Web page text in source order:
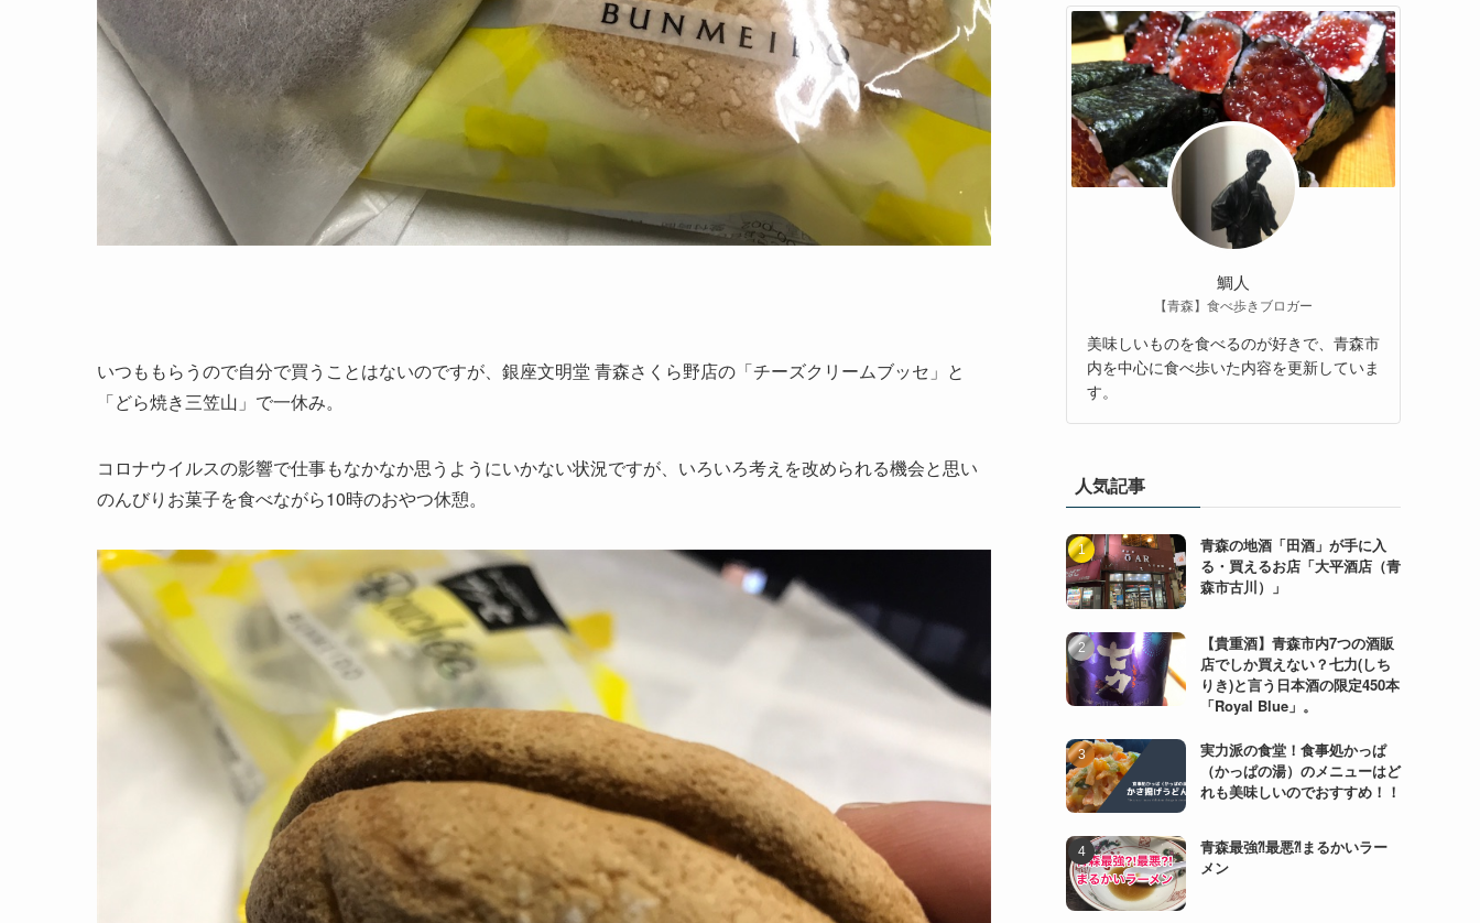
いつももらうので自分で買うことはないのですが、銀座文明堂 青森さくら野店の「チーズクリームブッセ」と
「どら焼き三笠山」で一休み。
コロナウイルスの影響で仕事もなかなか思うようにいかない状況ですが、いろいろ考えを改められる機会と思い
のんびりお菓子を食べながら10時のおやつ休憩。
鯛人
【青森】食べ歩きブロガー
美味しいものを食べるのが好きで、青森市
内を中心に食べ歩いた内容を更新していま
す。
人気記事
青森の地酒「田酒」が手に入
る・買えるお店「大平酒店（青
森市古川）」
【貴重酒】青森市内7つの酒販
店でしか買えない？七力(しち
りき)と言う日本酒の限定450本
「Royal Blue」。
実力派の食堂！食事処かっぱ
（かっぱの湯）のメニューはど
れも美味しいのでおすすめ！！
青森最強⁈最悪⁈まるかいラー
メン